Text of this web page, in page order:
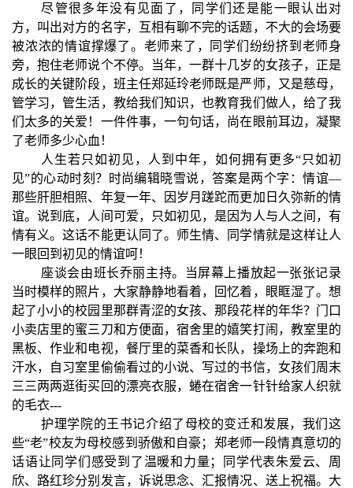
尽管很多年没有见面了，同学们还是能一眼认出对
方，叫出对方的名字，互相有聊不完的话题，不大的会场要
被浓浓的情谊撑爆了。老师来了，同学们纷纷挤到老师身
旁，抱住老师说个不停。当年，一群十几岁的女孩子，正是
成长的关键阶段，班主任郑延玲老师既是严师，又是慈母，
管学习，管生活，教给我们知识，也教育我们做人，给了我
们太多的关爱！一件件事，一句句话，尚在眼前耳边，凝聚
了老师多少心血！
人生若只如初见，人到中年，如何拥有更多“只如初
见”的心动时刻？时尚编辑晓雪说，答案是两个字：情谊—
那些肝胆相照、年复一年、因岁月蹉跎而更加日久弥新的情
谊。说到底，人间可爱，只如初见，是因为人与人之间，有
情有义。这话不能更认同了。师生情、同学情就是这样让人
一眼回到初见的情谊呵！
座谈会由班长乔丽主持。当屏幕上播放起一张张记录
当时模样的照片，大家静静地看着，回忆着，眼眶湿了。想
起了小小的校园里那群青涩的女孩、那段花样的年华？门口
小卖店里的蜜三刀和方便面，宿舍里的嬉笑打闹，教室里的
黑板、作业和电视，餐厅里的菜香和长队，操场上的奔跑和
汗水，自习室里偷偷看过的小说、写过的书信，女孩们周末
三三两两逛街买回的漂亮衣服，蜷在宿舍一针针给家人织就
的毛衣---
护理学院的王书记介绍了母校的变迁和发展，我们这
些“老”校友为母校感到骄傲和自豪；郑老师一段情真意切的
话语让同学们感受到了温暖和力量；同学代表朱爱云、周
欣、路红珍分别发言，诉说思念、汇报情况、送上祝福。大